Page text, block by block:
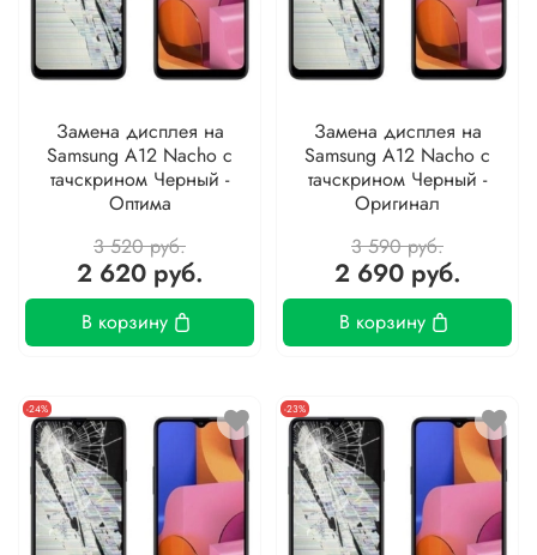
Замена дисплея на
Samsung A12 Nacho с
тачскрином Черный -
Оптима
3 520 руб.
2 620 руб.
В корзину
Замена дисплея на
Samsung A12 Nacho с
тачскрином Черный -
Оригинал
3 590 руб.
2 690 руб.
В корзину
-24% -23%